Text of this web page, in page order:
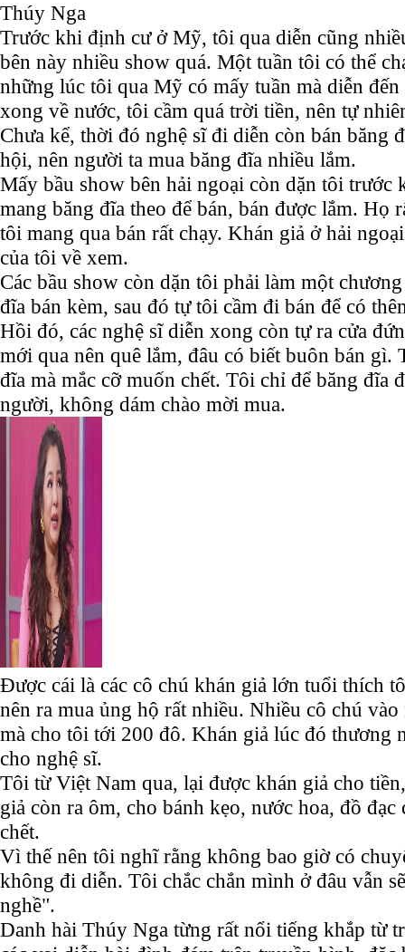
Thúy Nga
Trước khi định cư ở Mỹ, tôi qua diễn cũng
bên này nhiều show quá. Một tuần tôi có thể
những lúc tôi qua Mỹ có mấy tuần mà diễn
xong về nước, tôi cầm quá trời tiền, nên tự
Chưa kể, thời đó nghệ sĩ đi diễn còn bán băng
hội, nên người ta mua băng đĩa nhiều lắm.
Mấy bầu show bên hải ngoại còn dặn tôi trước
mang băng đĩa theo để bán, bán được lắm. Họ
tôi mang qua bán rất chạy. Khán giả ở hải
của tôi về xem.
Các bầu show còn dặn tôi phải làm một
đĩa bán kèm, sau đó tự tôi cầm đi bán để có
Hồi đó, các nghệ sĩ diễn xong còn tự ra cửa
mới qua nên quê lắm, đâu có biết buôn bán gì.
đĩa mà mắc cỡ muốn chết. Tôi chỉ để băng đĩa
người, không dám chào mời mua.
Được cái là các cô chú khán giả lớn tuổi thích
nên ra mua ủng hộ rất nhiều. Nhiều cô chú
mà cho tôi tới 200 đô. Khán giả lúc đó thương
cho nghệ sĩ.
Tôi từ Việt Nam qua, lại được khán giả cho
giả còn ra ôm, cho bánh kẹo, nước hoa, đồ
chết.
Vì thế nên tôi nghĩ rằng không bao giờ có
không đi diễn. Tôi chắc chắn mình ở đâu vẫn
nghề".
Danh hài Thúy Nga từng rất nổi tiếng khắp từ